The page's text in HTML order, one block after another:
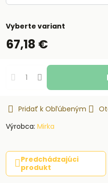
Vyberte variant
67,18 €
Pridať k Obľúbeným
Výrobca: Mirka
Predchádzajúci
produkt